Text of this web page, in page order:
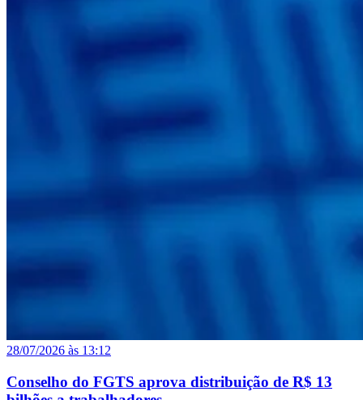
28/07/2026 às 13:12
Conselho do FGTS aprova distribuição de R$ 13